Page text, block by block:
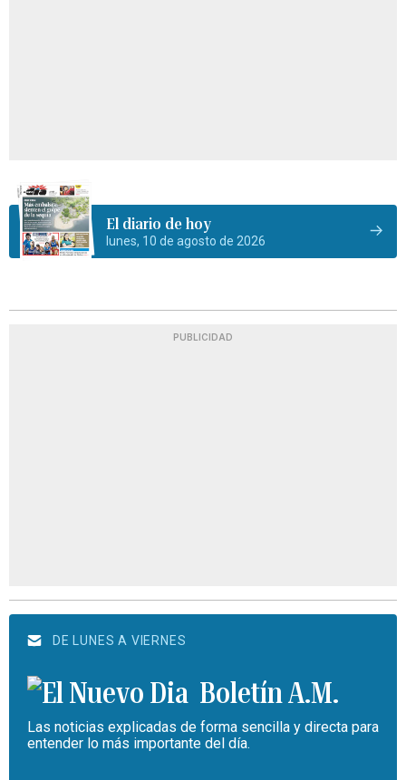
El diario de hoy
lunes, 10 de agosto de 2026
PUBLICIDAD
DE LUNES A VIERNES
Boletín A.M.
Las noticias explicadas de forma sencilla y directa para
entender lo más importante del día.